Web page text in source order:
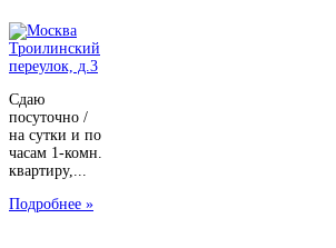
Сдаю
посуточно /
на сутки и по
часам 1-комн.
квартиру,...
Подробнее »